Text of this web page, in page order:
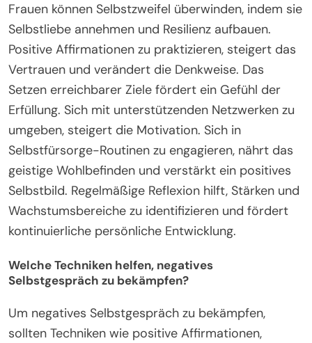
Frauen können Selbstzweifel überwinden, indem sie
Selbstliebe annehmen und Resilienz aufbauen.
Positive Affirmationen zu praktizieren, steigert das
Vertrauen und verändert die Denkweise. Das
Setzen erreichbarer Ziele fördert ein Gefühl der
Erfüllung. Sich mit unterstützenden Netzwerken zu
umgeben, steigert die Motivation. Sich in
Selbstfürsorge-Routinen zu engagieren, nährt das
geistige Wohlbefinden und verstärkt ein positives
Selbstbild. Regelmäßige Reflexion hilft, Stärken und
Wachstumsbereiche zu identifizieren und fördert
kontinuierliche persönliche Entwicklung.
Welche Techniken helfen, negatives
Selbstgespräch zu bekämpfen?
Um negatives Selbstgespräch zu bekämpfen,
sollten Techniken wie positive Affirmationen,